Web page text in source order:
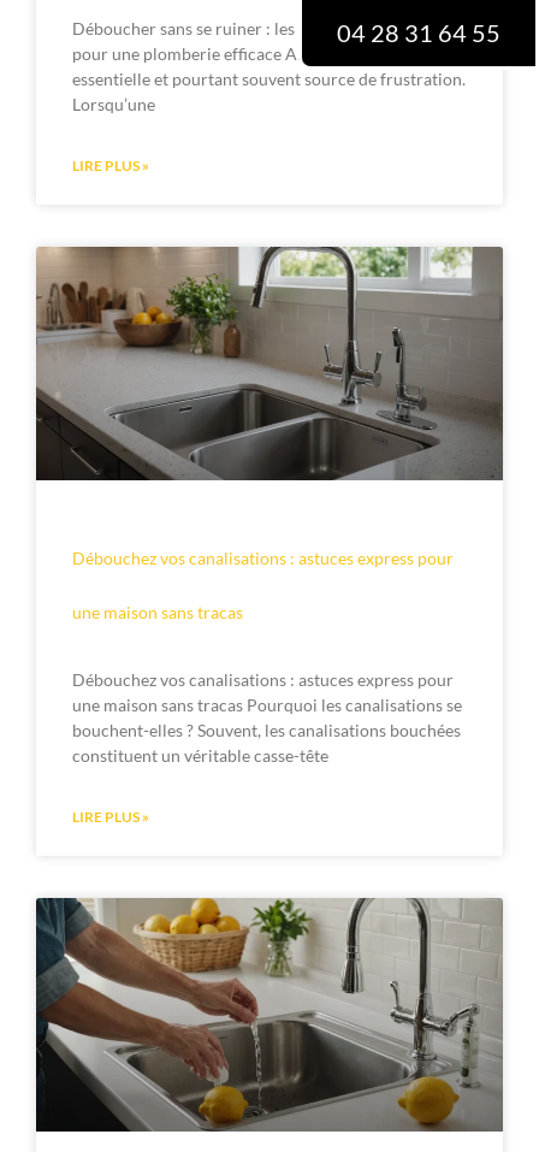
Déboucher sans se ruiner : les astuces économiques
pour une plomberie efficace Ah, la plomberie ! Si
essentielle et pourtant souvent source de frustration.
Lorsqu’une
LIRE PLUS »
Débouchez vos canalisations : astuces express pour
une maison sans tracas
Débouchez vos canalisations : astuces express pour
une maison sans tracas Pourquoi les canalisations se
bouchent-elles ? Souvent, les canalisations bouchées
constituent un véritable casse-tête
LIRE PLUS »
04 28 31 64 55